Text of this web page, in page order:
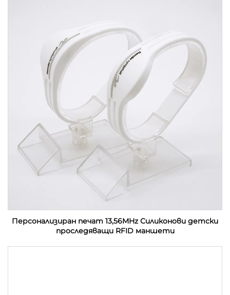
Персонализиран печат 13,56MHz Силиконови детски
проследяващи RFID маншети